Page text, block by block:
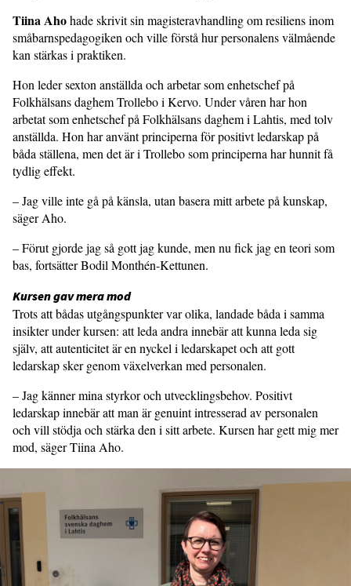
Tiina Ahohade skrivit sin magisteravhandling om resiliens inom
småbarnspedagogiken och ville förstå hur personalens välmående
kan stärkas i praktiken.
Hon leder sexton anställda och arbetar som enhetschef på
Folkhälsans daghem Trollebo i Kervo. Under våren har hon
arbetat som enhetschef på Folkhälsans daghem i Lahtis, med tolv
anställda. Hon har använt principerna för positivt ledarskap på
båda ställena, men det är i Trollebo som principerna har hunnit få
tydlig effekt.
– Jag ville inte gå på känsla, utan basera mitt arbete på kunskap,
säger Aho.
– Förut gjorde jag så gott jag kunde, men nu fick jag en teori som
bas, fortsätter Bodil Monthén-Kettunen.
Kursen gav mera mod
Trots att bådas utgångspunkter var olika, landade båda i samma
insikter under kursen: att leda andra innebär att kunna leda sig
själv, att autenticitet är en nyckel i ledarskapet och att gott
ledarskap sker genom växelverkan med personalen.
– Jag känner mina styrkor och utvecklingsbehov. Positivt
ledarskap innebär att man är genuint intresserad av personalen
och vill stödja och stärka den i sitt arbete. Kursen har gett mig mer
mod, säger Tiina Aho.